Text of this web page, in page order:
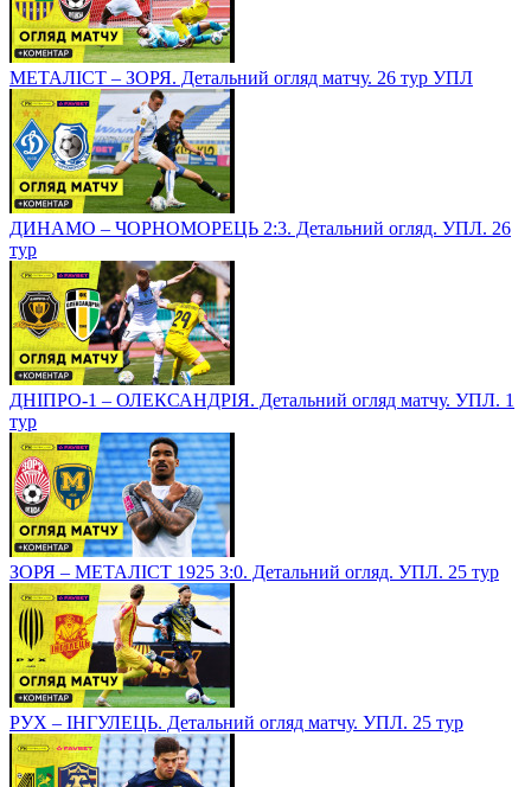
МЕТАЛІСТ – ЗОРЯ. Детальний огляд матчу. 26 тур УПЛ
ДИНАМО – ЧОРНОМОРЕЦЬ 2:3. Детальний огляд. УПЛ. 26
тур
ДНІПРО-1 – ОЛЕКСАНДРІЯ. Детальний огляд матчу. УПЛ. 1
тур
ЗОРЯ – МЕТАЛІСТ 1925 3:0. Детальний огляд. УПЛ. 25 тур
РУХ – ІНГУЛЕЦЬ. Детальний огляд матчу. УПЛ. 25 тур